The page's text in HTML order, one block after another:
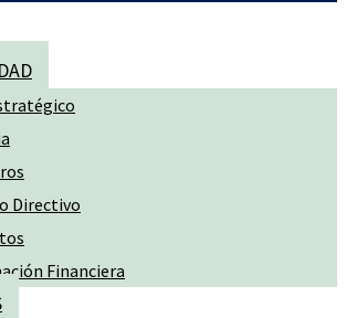
Directivo
Financiera